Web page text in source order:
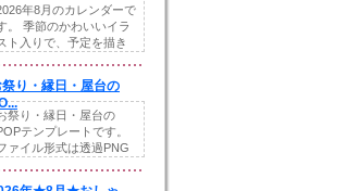
年8月のカレンダーで
。 季節のかわいいイラ
ト入りで、予定を描き
祭り・縁日・屋台の
祭り・縁日・屋台の
テンプレートです。
ァイル形式は透過PNG